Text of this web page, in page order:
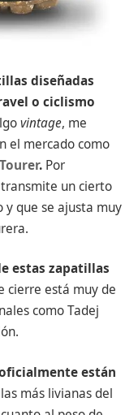
diseñadas
o ciclismo
vintage, me
el mercado como
. Por
un cierto
y que se ajusta muy
estas zapatillas
cierre está muy de
como Tadej
están
más livianas del